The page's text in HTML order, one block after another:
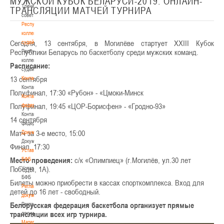
Тренерский
совет
Республиканская
коллегия
судей
Республиканская
коллегия
судей
Контакты
Контакты
Контакты
федерации
Контакты
федерации
Документы
Документы
Устав
БФБ
Устав
БФБ
Регламентирующие
документы
Регламентирующие
документы
Материалы
ТРАНСЛЯЦИИ МАТЧЕЙ ТУРНИРА
Сегодня, 13 сентября, в Могилёве стартует XXIII Кубок
Республики Беларусь по баскетболу среди мужских команд.
Расписание:
13 сентября
Полуфинал, 17:30 «Рубон» - «Цмоки-Минск
Полуфинал, 19:45 «ЦОР-Борисфен» - «Гродно-93»
14 сентября
Матч за 3-е место, 15:00
Финал, 17:30
Место проведения: с/к «Олимпиец» (г.Могилёв, ул.30 лет
Победы, 1А).
Билеты можно приобрести в кассах спорткомплекса. Вход для
детей до 16 лет - свободный.
Белорусская федерация баскетбола организует прямые
трансляции всех игр турнира.